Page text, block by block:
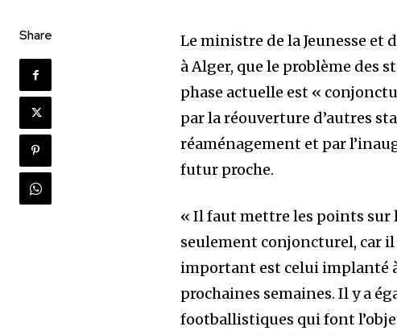
Share
Le ministre de la Jeunesse et
à Alger, que le problème des
phase actuelle est «
par la réouverture d’autres
réaménagement et par
futur proche.
« Il faut mettre les points sur
seulement conjoncturel, car
important est celui implanté
prochaines semaines. Il y a
footballistiques qui font